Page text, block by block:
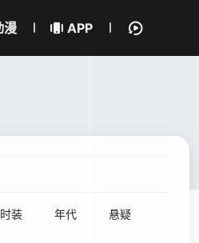
漫 APP
时装 年代 悬疑